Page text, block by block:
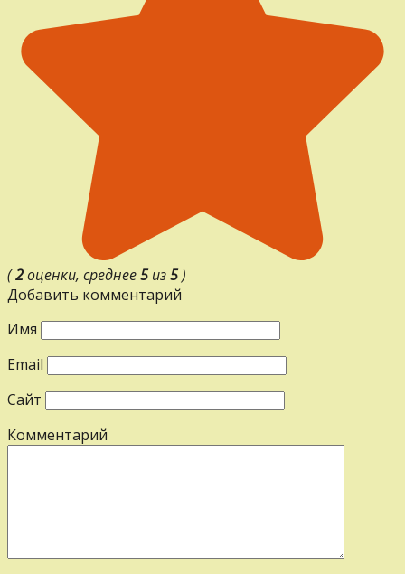
(2оценки, среднее5из5)
Добавить комментарий
Имя
Email
Сайт
Комментарий